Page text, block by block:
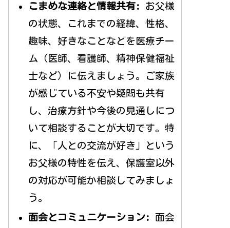
こまめな連絡と情報共有: お父様
の状態、これまでの経緯、性格、
趣味、好きなことなどを医療チー
ム（医師、看護師、精神保健福祉
士など）に伝えましょう。ご家族
が感じている不安や疑問も共有
し、治療方針や今後の見通しにつ
いて相談することが大切です。特
に、「人との交流が好き」という
お父様の特性を伝え、保護室以外
の対応が可能か相談してみましょ
う。
面会とコミュニケーション: 面会